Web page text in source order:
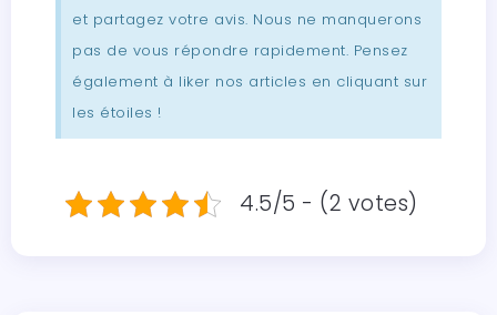
et partagez votre avis. Nous ne manquerons
pas de vous répondre rapidement. Pensez
également à liker nos articles en cliquant sur
les étoiles !
4.5/5 - (2 votes)